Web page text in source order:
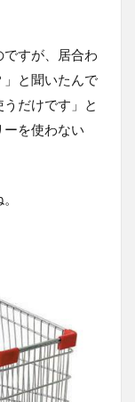
すが、居合わ
と聞いたんで
だけです」と
を使わない